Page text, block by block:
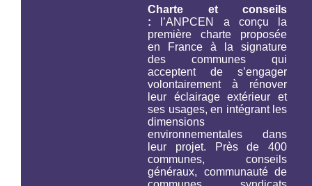
Charte et conseils
: l’ANPCEN a conçu la
première charte proposée
en France à la signature
des communes qui
acceptent de s’engager
volontairement à rénover
leur éclairage extérieur et
ses usages, en intégrant les
dimensions
environnementales dans
leur projet. Près de 400
communes, conseils
généraux, communauté de